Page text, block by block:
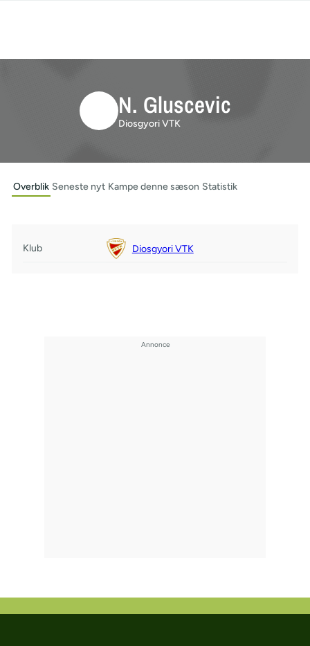
N. Gluscevic
Diosgyori VTK
Overblik Seneste nyt Kampe denne sæson Statistik
Klub Diosgyori VTK